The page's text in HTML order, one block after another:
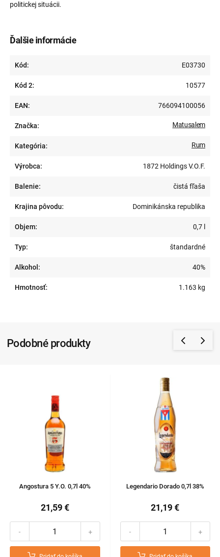
Ďalšie informácie
Kód: E03730
Kód 2: 10577
EAN: 766094100056
Značka: Matusalem
Kategória: Rum
Výrobca: 1872 Holdings V.O.F.
Balenie: čistá fľaša
Krajina pôvodu: Dominikánska republika
Objem: 0,7 l
Typ: štandardné
Alkohol: 40%
Hmotnosť: 1.163 kg
politickej situácii.
Podobné produkty
Angostura 5 Y.O. 0,7l 40%
21,59 €
- +
Legendario Dorado 0,7l 38%
21,19 €
- +